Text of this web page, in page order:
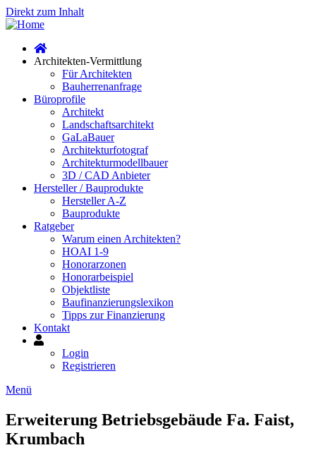
Direkt zum Inhalt
Architekten-Vermittlung
Für Architekten
Bauherrenanfrage
Büroprofile
Architekt
Landschaftsarchitekt
GaLaBauer
Architekturfotograf
Architekturmodellbauer
3D / CAD Anbieter
Hersteller / Bauprodukte
Hersteller A-Z
Bauprodukte
Ratgeber
Warum einen Architekten?
HOAI 1-9
Honorarzonen
Honorarbeispiel
Objektliste
Baufinanzierungslexikon
Tipps zur Finanzierung
Kontakt
Mein
KontoLogin
Registrieren
Menü
Erweiterung Betriebsgebäude Fa. Faist,
Krumbach